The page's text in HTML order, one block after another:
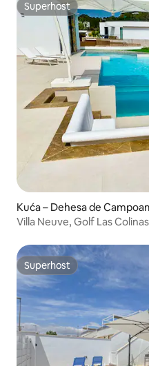
Superhost
Superhost
Kuća – Dehesa de
Villa Neuve, Golf Las Colinas
Superhost
Superhost